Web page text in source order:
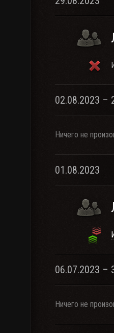
02.08.2023 –
Ничего не
01.08.2023
06.07.2023 –
Ничего не